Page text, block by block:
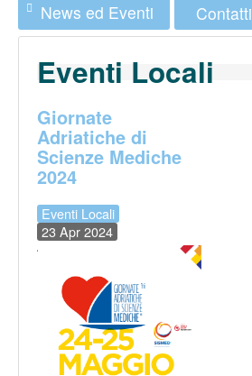
News ed Eventi Contatti
Eventi Locali
Giornate
Adriatiche di
Scienze Mediche
2024
Eventi Locali
23 Apr 2024